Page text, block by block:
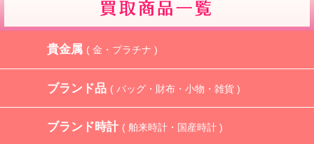
貴金属 ( 金・プラチナ )
ブランド品 ( バッグ・財布・小物・雑貨 )
ブランド時計 ( 舶来時計・国産時計 )